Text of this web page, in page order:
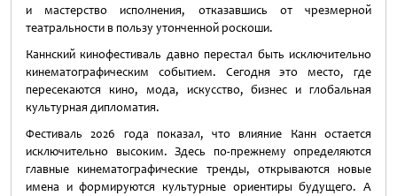
и мастерство исполнения, отказавшись от чрезмерной
театральности в пользу утонченной роскоши.
Каннский кинофестиваль давно перестал быть исключительно
кинематографическим событием. Сегодня это место, где
пересекаются кино, мода, искусство, бизнес и глобальная
культурная дипломатия.
Фестиваль 2026 года показал, что влияние Канн остается
исключительно высоким. Здесь по-прежнему определяются
главные кинематографические тренды, открываются новые
имена и формируются культурные ориентиры будущего. А